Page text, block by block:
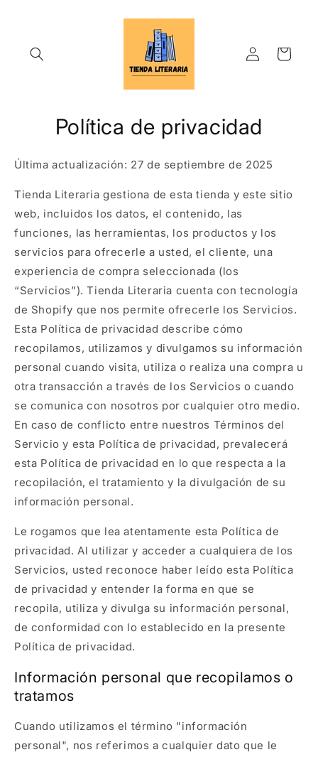
Iniciar
sesión
Carrito
Política de privacidad
Última actualización: 27 de septiembre de 2025
Tienda Literaria gestiona de esta tienda y este sitio
web, incluidos los datos, el contenido, las
funciones, las herramientas, los productos y los
servicios para ofrecerle a usted, el cliente, una
experiencia de compra seleccionada (los
“Servicios”). Tienda Literaria cuenta con tecnología
de Shopify que nos permite ofrecerle los Servicios.
Esta Política de privacidad describe cómo
recopilamos, utilizamos y divulgamos su información
personal cuando visita, utiliza o realiza una compra u
otra transacción a través de los Servicios o cuando
se comunica con nosotros por cualquier otro medio.
En caso de conflicto entre nuestros Términos del
Servicio y esta Política de privacidad, prevalecerá
esta Política de privacidad en lo que respecta a la
recopilación, el tratamiento y la divulgación de su
información personal.
Le rogamos que lea atentamente esta Política de
privacidad. Al utilizar y acceder a cualquiera de los
Servicios, usted reconoce haber leído esta Política
de privacidad y entender la forma en que se
recopila, utiliza y divulga su información personal,
de conformidad con lo establecido en la presente
Política de privacidad.
Información personal que recopilamos o
tratamos
Cuando utilizamos el término "información
personal", nos referimos a cualquier dato que le